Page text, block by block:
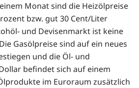
Monat sind die Heizölpreise
bzw. gut 30 Cent/Liter
und Devisenmarkt ist keine
Gasölpreise sind auf ein neues
und die Öl- und
befindet sich auf einem
im Euroraum zusätzlich